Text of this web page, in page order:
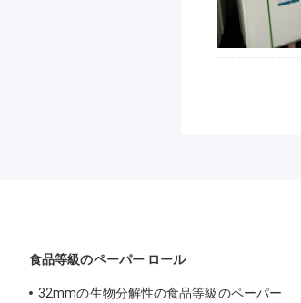
食品等級のペーパー ロール
32mmの生物分解性の食品等級のペーパー